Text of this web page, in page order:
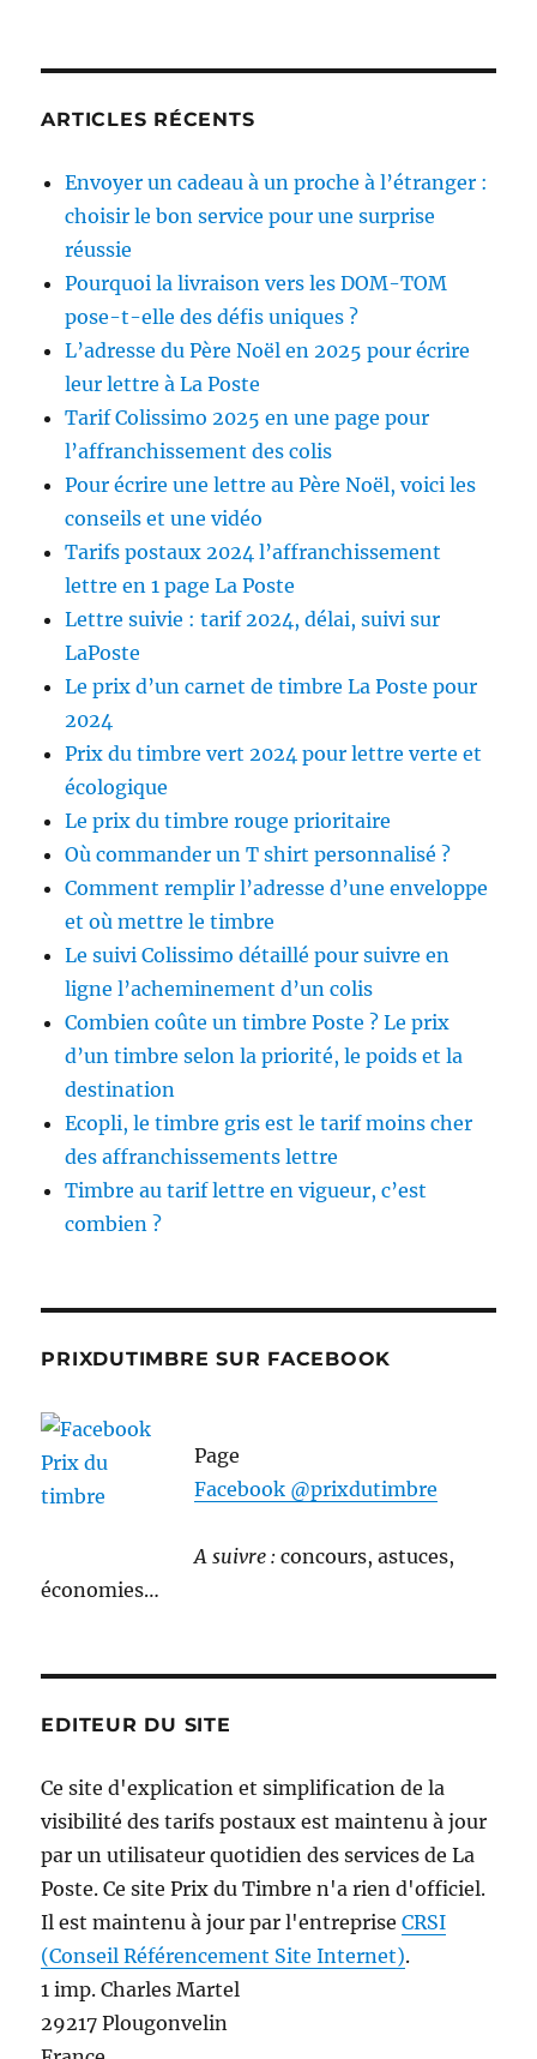
ARTICLES RÉCENTS
Envoyer un cadeau à un proche à l’étranger :
choisir le bon service pour une surprise
réussie
Pourquoi la livraison vers les DOM-TOM
pose-t-elle des défis uniques ?
L’adresse du Père Noël en 2025 pour écrire
leur lettre à La Poste
Tarif Colissimo 2025 en une page pour
l’affranchissement des colis
Pour écrire une lettre au Père Noël, voici les
conseils et une vidéo
Tarifs postaux 2024 l’affranchissement
lettre en 1 page La Poste
Lettre suivie : tarif 2024, délai, suivi sur
LaPoste
Le prix d’un carnet de timbre La Poste pour
2024
Prix du timbre vert 2024 pour lettre verte et
écologique
Le prix du timbre rouge prioritaire
Où commander un T shirt personnalisé ?
Comment remplir l’adresse d’une enveloppe
et où mettre le timbre
Le suivi Colissimo détaillé pour suivre en
ligne l’acheminement d’un colis
Combien coûte un timbre Poste ? Le prix
d’un timbre selon la priorité, le poids et la
destination
Ecopli, le timbre gris est le tarif moins cher
des affranchissements lettre
Timbre au tarif lettre en vigueur, c’est
combien ?
PRIXDUTIMBRE SUR FACEBOOK
Page
Facebook @prixdutimbre
A suivre :concours, astuces,
économies…
EDITEUR DU SITE
Ce site d'explication et simplification de la
visibilité des tarifs postaux est maintenu à jour
par un utilisateur quotidien des services de La
Poste. Ce site Prix du Timbre n'a rien d'officiel.
Il est maintenu à jour par l'entrepriseCRSI
(Conseil Référencement Site Internet).
1 imp. Charles Martel
29217 Plougonvelin